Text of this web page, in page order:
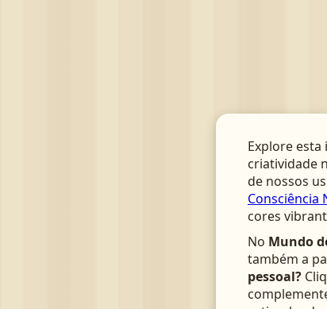
Explore esta
criatividade
de nossos
Consciência
cores
No Mundo
também a
pessoal?